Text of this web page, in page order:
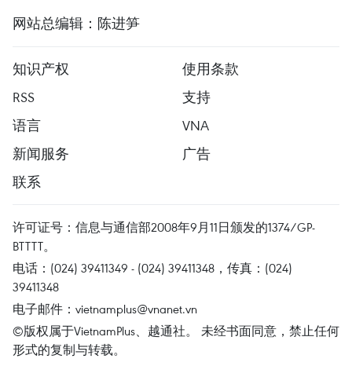
网站总编辑：陈进笋
知识产权
使用条款
RSS
支持
语言
VNA
新闻服务
广告
联系
许可证号：信息与通信部2008年9月11日颁发的1374/GP-
BTTTT。
电话：(024) 39411349 - (024) 39411348，传真：(024)
39411348
电子邮件： vietnamplus@vnanet.vn
©版权属于VietnamPlus、越通社。 未经书面同意，禁止任何
形式的复制与转载。